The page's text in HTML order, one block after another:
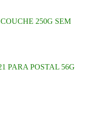
250G SEM
PARA POSTAL 56G